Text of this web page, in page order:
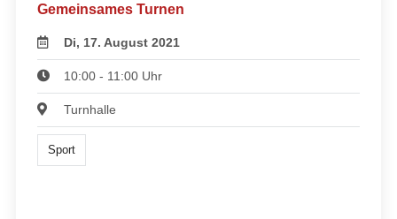
Gemeinsames Turnen
Di, 17. August 2021
10:00 - 11:00 Uhr
Turnhalle
Sport